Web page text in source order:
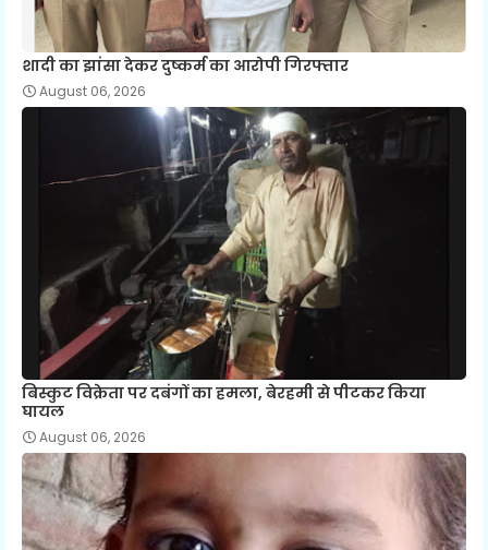
शादी का झांसा देकर दुष्कर्म का आरोपी गिरफ्तार
August 06, 2026
बिस्कुट विक्रेता पर दबंगों का हमला, बेरहमी से पीटकर किया
घायल
August 06, 2026